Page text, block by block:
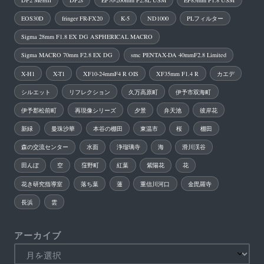
EOS30D fringer FR-FX20 K-5 ND1000 PLフィルター
Sigma 28mm F1.8 EX DG ASPHERICAL MACRO
Sigma MACRO 70mm F2.8 EX DG smc PENTAX-DA 40mmF2.8 Limited
X-H1 X-T1 XF10-24mmF4 R OIS XF35mm F1.4 R カエデ
シルエット リフレクション 久万高原町 伊予市双海町
伊予郡松前町 再現像シリーズ 夕景 弁天池 彼岸花
新緑 曼珠沙華 本谷の棚田 東温市 桜 棚田
森の交流センター 水面 浄瑠璃寺 海 滑川渓谷
田んぼ 空 窪野町 紅葉 紫陽花 花
花き研究指導室 落ち葉 蓮 重信川河口 金毘羅寺
長浜 雲
アーカイブ